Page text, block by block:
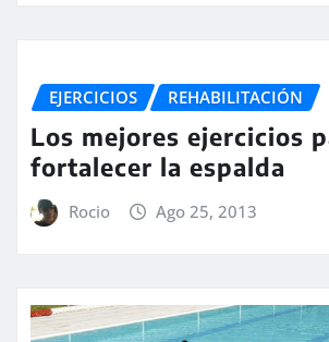
EJERCICIOS REHABILITACIÓN
Los mejores ejercicios
fortalecer la espalda
Rocio Ago 25, 2013